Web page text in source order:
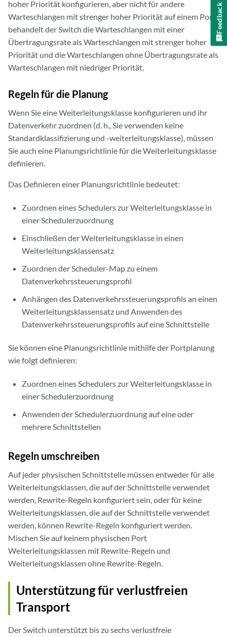
hoher Priorität konfigurieren, aber nicht für andere
Warteschlangen mit strenger hoher Priorität auf einem Port,
behandelt der Switch die Warteschlangen mit einer
Übertragungsrate als Warteschlangen mit strenger hoher
Priorität und die Warteschlangen ohne Übertragungsrate als
Warteschlangen mit niedriger Priorität.
Regeln für die Planung
Wenn Sie eine Weiterleitungsklasse konfigurieren und ihr
Datenverkehr zuordnen (d. h., Sie verwenden keine
Standardklassifizierung und -weiterleitungsklasse), müssen
Sie auch eine Planungsrichtlinie für die Weiterleitungsklasse
definieren.
Das Definieren einer Planungsrichtlinie bedeutet:
Zuordnen eines Schedulers zur Weiterleitungsklasse in
einer Schedulerzuordnung
Einschließen der Weiterleitungsklasse in einen
Weiterleitungsklassensatz
Zuordnen der Scheduler-Map zu einem
Datenverkehrssteuerungsprofil
Anhängen des Datenverkehrssteuerungsprofils an einen
Weiterleitungsklassensatz und Anwenden des
Datenverkehrssteuerungsprofils auf eine Schnittstelle
Sie können eine Planungsrichtlinie mithilfe der Portplanung
wie folgt definieren:
Zuordnen eines Schedulers zur Weiterleitungsklasse in
einer Schedulerzuordnung
Anwenden der Schedulerzuordnung auf eine oder
mehrere Schnittstellen
Regeln umschreiben
Auf jeder physischen Schnittstelle müssen entweder für alle
Weiterleitungsklassen, die auf der Schnittstelle verwendet
werden, Rewrite-Regeln konfiguriert sein, oder für keine
Weiterleitungsklassen, die auf der Schnittstelle verwendet
werden, können Rewrite-Regeln konfiguriert werden.
Mischen Sie auf keinem physischen Port
Weiterleitungsklassen mit Rewrite-Regeln und
Weiterleitungsklassen ohne Rewrite-Regeln.
Unterstützung für verlustfreien
Transport
Der Switch unterstützt bis zu sechs verlustfreie
Feedback